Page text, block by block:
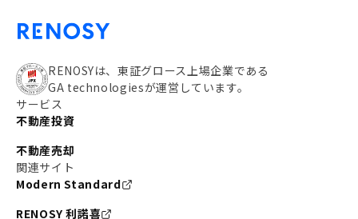
RENOSYは、東証グロース上場企業である
GA technologiesが運営しています。
サービス
不動産投資
不動産売却
関連サイト
Modern Standard
RENOSY 利諾喜